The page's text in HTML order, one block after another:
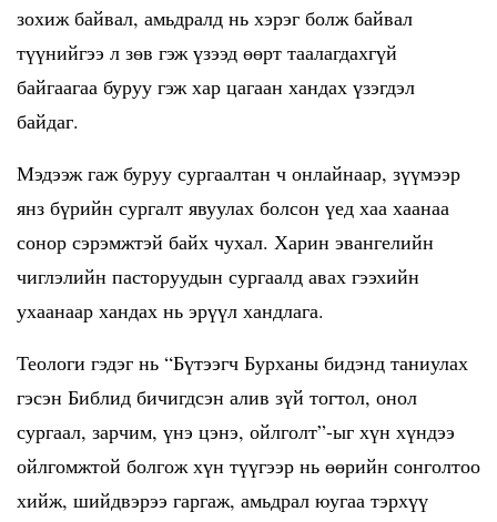
зохиж байвал, амьдралд нь хэрэг болж байвал
түүнийгээ л зөв гэж үзээд өөрт таалагдахгүй
байгаагаа буруу гэж хар цагаан хандах үзэгдэл
байдаг.
Мэдээж гаж буруу сургаалтан ч онлайнаар, зүүмээр
янз бүрийн сургалт явуулах болсон үед хаа хаанаа
сонор сэрэмжтэй байх чухал. Харин эвангелийн
чиглэлийн пасторуудын сургаалд авах гээхийн
ухаанаар хандах нь эрүүл хандлага.
Теологи гэдэг нь “Бүтээгч Бурханы бидэнд таниулах
гэсэн Библид бичигдсэн алив зүй тогтол, онол
сургаал, зарчим, үнэ цэнэ, ойлголт”-ыг хүн хүндээ
ойлгомжтой болгож хүн түүгээр нь өөрийн сонголтоо
хийж, шийдвэрээ гаргаж, амьдрал юугаа тэрхүү